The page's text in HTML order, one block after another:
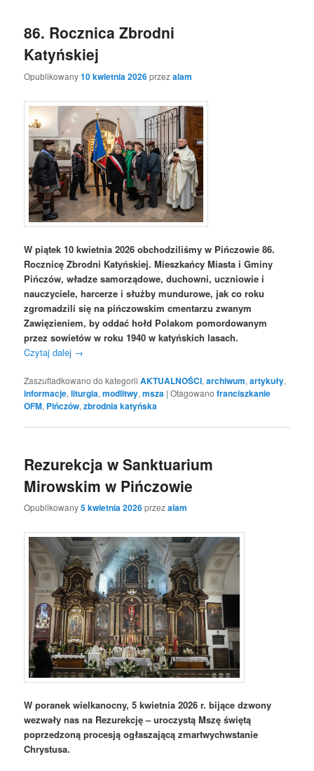
86. Rocznica Zbrodni
Katyńskiej
Opublikowany10 kwietnia 2026przezalam
W piątek 10 kwietnia 2026 obchodziliśmy w Pińczowie 86.
Rocznicę Zbrodni Katyńskiej. Mieszkańcy Miasta i Gminy
Pińczów, władze samorządowe, duchowni, uczniowie i
nauczyciele, harcerze i służby mundurowe, jak co roku
zgromadzili się na pińczowskim cmentarzu zwanym
Zawięzieniem, by oddać hołd Polakom pomordowanym
przez sowietów w roku 1940 w katyńskich lasach.
Czytaj dalej →
Zaszufladkowano do kategorii AKTUALNOŚCI,archiwum,artykuły,
informacje,liturgia,modlitwy,msza |Otagowano franciszkanie
OFM, Pińczów,zbrodnia katyńska
Rezurekcja w Sanktuarium
Mirowskim w Pińczowie
Opublikowany5 kwietnia 2026przezalam
W poranek wielkanocny, 5 kwietnia 2026 r. bijące dzwony
wezwały nas na Rezurekcję – uroczystą Mszę świętą
poprzedzoną procesją ogłaszającą zmartwychwstanie
Chrystusa.